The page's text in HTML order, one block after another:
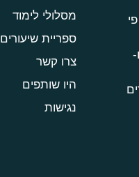
מסלולי לימוד
ספריית שיעורים
צרו קשר
היו שותפים
נגישות